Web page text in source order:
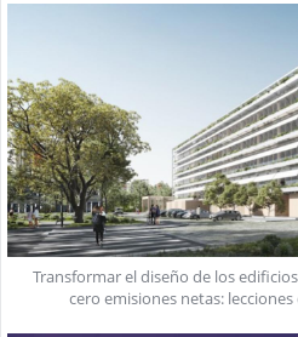
Transformar el diseño de los
cero emisiones netas: